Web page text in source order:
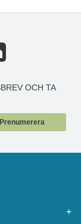
OCH TA
Prenumerera
+